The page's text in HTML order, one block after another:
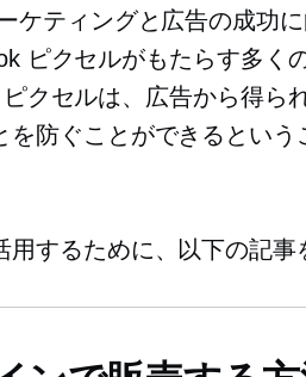
ケティングと広告の成功
ピクセルがもたらす多く
クセルは、広告から得ら
を防ぐことができるという
用するために、以下の記事